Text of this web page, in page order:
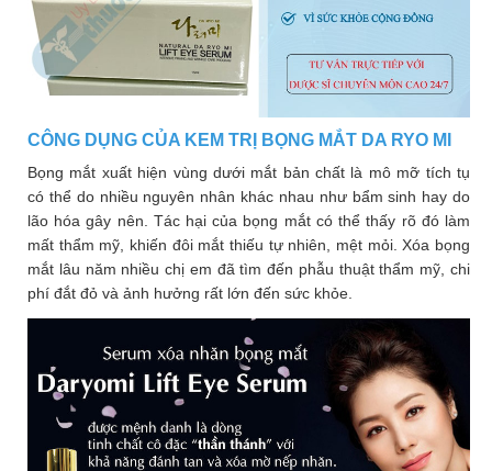
thuốc
Liên
CÔNG DỤNG CỦA KEM TRỊ BỌNG MẮT DA RYO MI
Bọng mắt xuất hiện vùng dưới mắt bản chất là mô mỡ tích tụ
có thể do nhiều nguyên nhân khác nhau như bẩm sinh hay do
lão hóa gây nên. Tác hại của bọng mắt có thể thấy rõ đó làm
mất thẩm mỹ, khiến đôi mắt thiếu tự nhiên, mệt mỏi. Xóa bọng
mắt lâu năm nhiều chị em đã tìm đến phẫu thuật thẩm mỹ, chi
phí đắt đỏ và ảnh hưởng rất lớn đến sức khỏe.